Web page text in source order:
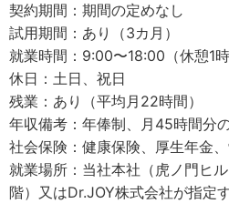
こだわって開発しています。こ
調達を実施。
本社を構える虎ノ門ヒルズを拠
本気で前に進めています。
また、事業成長と優秀な人材確
イに子会社を設立。
日本語が堪能で技術力の高いメ
成AIも積極的に活用することで
に集中できる環境をつくってい
契約期間：期間の定めなし
試⽤期間：あり（3カ⽉）
就業時間：9:00〜18:00（休憩1時
休⽇：⼟⽇、祝⽇
残業：あり（平均⽉22時間）
年収備考：年俸制、⽉45時間分
社会保険：健康保険、厚⽣年⾦
就業場所：当社本社（虎ノ門ヒ
階）又はDr.JOY株式会社が指定